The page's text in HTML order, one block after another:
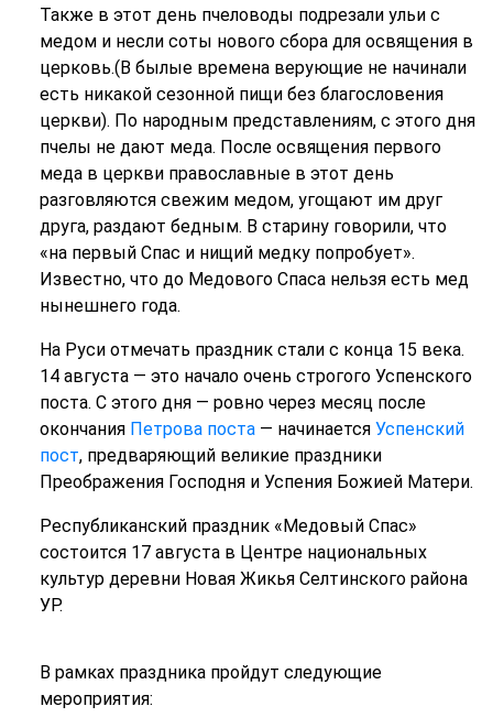
Также в этот день пчеловоды подрезали ульи с
медом и несли соты нового сбора для освящения в
церковь.(В былые времена верующие не начинали
есть никакой сезонной пищи без благословения
церкви). По народным представлениям, с этого дня
пчелы не дают меда. После освящения первого
меда в церкви православные в этот день
разговляются свежим медом, угощают им друг
друга, раздают бедным. В старину говорили, что
«на первый Спас и нищий медку попробует».
Известно, что до Медового Спаса нельзя есть мед
нынешнего года.
На Руси отмечать праздник стали с конца 15 века.
14 августа — это начало очень строгого Успенского
поста. С этого дня — ровно через месяц после
окончания Петрова поста— начинается Успенский
пост, предваряющий великие праздники
Преображения Господня и Успения Божией Матери.
Республиканский праздник «Медовый Спас»
состоится 17 августа в Центре национальных
культур деревни Новая Жикья Селтинского района
УР.
В рамках праздника пройдут следующие
мероприятия: